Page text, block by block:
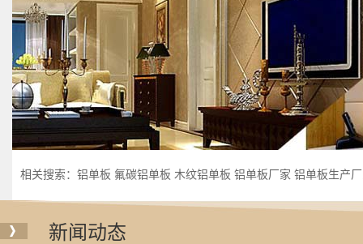
相关搜索： 铝单板 氟碳铝单板 木纹铝单板 铝单板厂家 铝单板生产
新闻动态